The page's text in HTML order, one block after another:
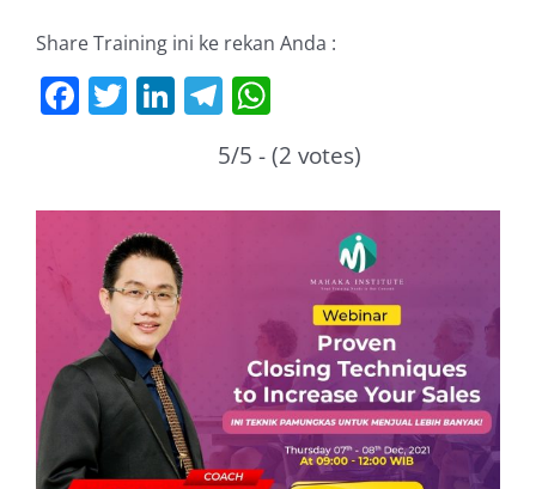
Share Training ini ke rekan Anda :
Facebook
Twitter
LinkedIn
Telegram
5/5 - (2 votes)